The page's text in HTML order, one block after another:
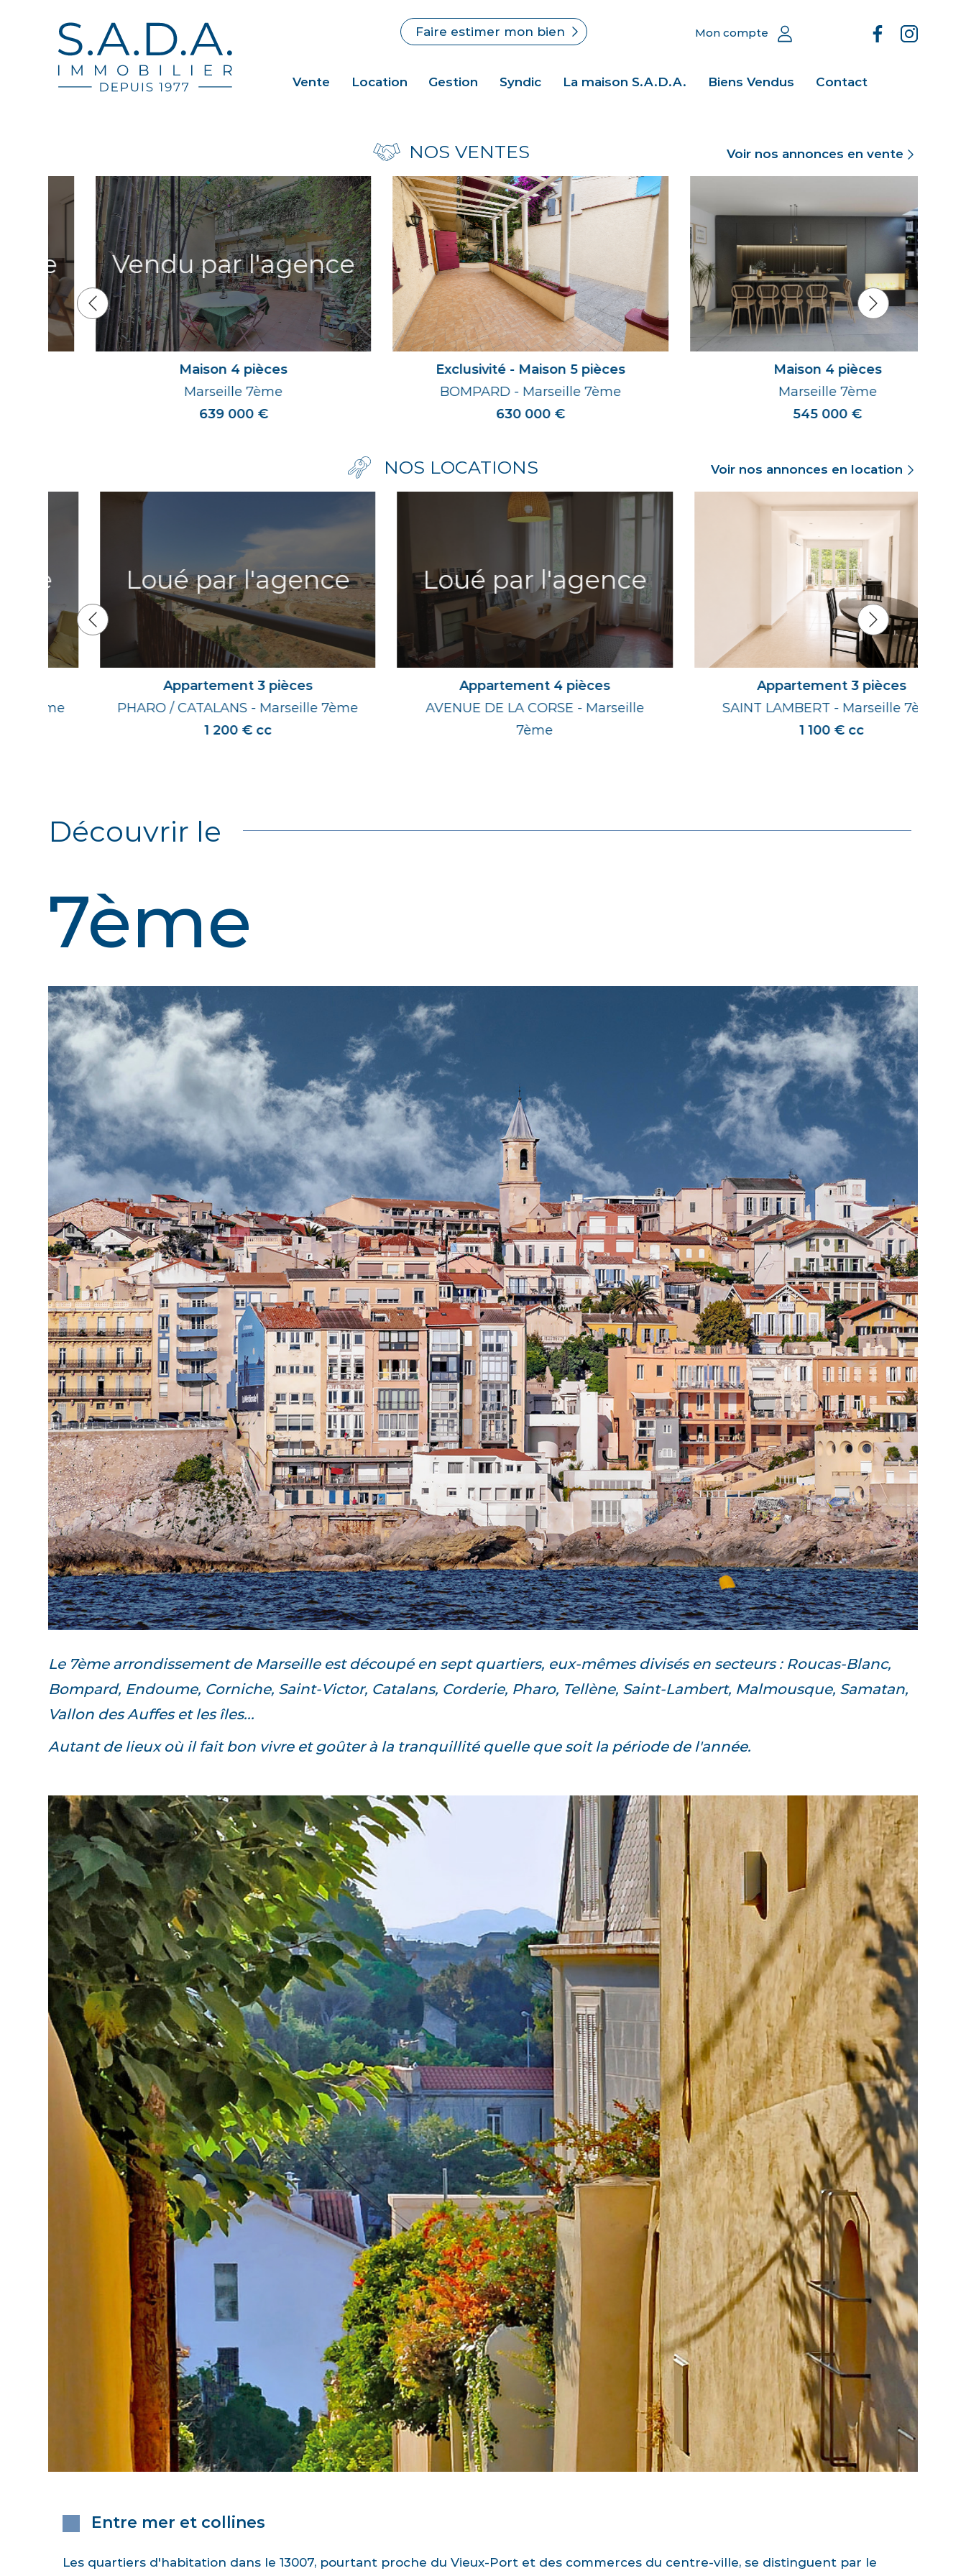
Vente Location Gestion Syndic La maison S.A.D.A. Biens Vendus Contact
Mon compte
Faire estimer mon bien
NOS VENTES Voir nos annonces en vente
Vendu par l'agence
Maison 4 pièces
Marseille 7ème
639 000 €
Exclusivité - Maison 5 pièces
BOMPARD - Marseille 7ème
630 000 €
Maison 4 pièces
Marseille 7ème
545 000 €
NOS LOCATIONS Voir nos annonces en location
Loué par l'agence
Appartement 3 pièces
PHARO / CATALANS - Marseille 7ème
1 200 € cc
Loué par l'agence
Appartement 4 pièces
AVENUE DE LA CORSE - Marseille
Appartement 3 pièces
SAINT LAMBERT - Marseille 7ème
1 100 € cc
Découvrir le
7ème
Le 7ème arrondissement de Marseille est découpé en sept quartiers, eux-mêmes divisés en secteurs : Roucas-Blanc,
Bompard, Endoume, Corniche, Saint-Victor, Catalans, Corderie, Pharo, Tellène, Saint-Lambert, Malmousque, Samatan,
Vallon des Auffes et les îles...
Autant de lieux où il fait bon vivre et goûter à la tranquillité quelle que soit la période de l'année.
Entre mer et collines
Les quartiers d'habitation dans le 13007, pourtant proche du Vieux-Port et des commerces du centre-ville, se distinguent par le